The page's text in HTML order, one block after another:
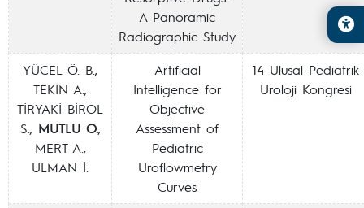
A Panoramic
Radiographic Study
YÜCEL Ö. B.,
TEKİN A.,
TİRYAKİ BİROL
S., MUTLU O.,
MERT A.,
ULMAN İ.
Artificial
Intelligence for
Objective
Assessment of
Pediatric
Uroflowmetry
Curves
14 Ulusal Pediatrik
Üroloji Kongresi